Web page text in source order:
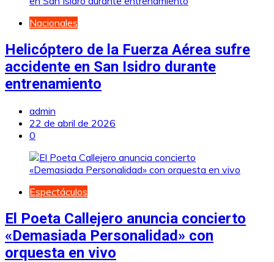
Nacionales
Helicóptero de la Fuerza Aérea sufre
accidente en San Isidro durante
entrenamiento
admin
22 de abril de 2026
0
Espectáculos
El Poeta Callejero anuncia concierto
«Demasiada Personalidad» con
orquesta en vivo